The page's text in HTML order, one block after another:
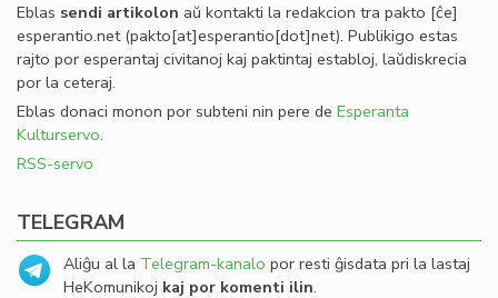
Eblas sendi artikolon aŭ kontakti la redakcion tra pakto [ĉe]
esperantio.net(pakto[at]esperantio[dot]net). Publikigo estas
rajto por esperantaj civitanoj kaj paktintaj establoj, laŭdiskrecia
por la ceteraj.
Eblas donaci monon por subteni nin pere de Esperanta
Kulturservo.
RSS-servo
TELEGRAM
Aliĝu al la Telegram-kanalo por resti ĝisdata pri la lastaj
HeKomunikoj kaj por komenti ilin.